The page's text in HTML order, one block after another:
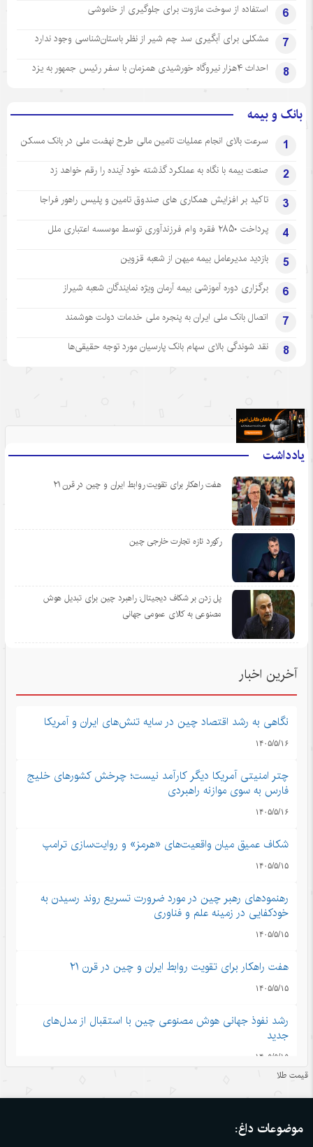
6 استفاده از سوخت مازوت برای جلوگیری از خاموشی
7 مشکلی برای آبگیری سد چم شیر از نظر باستان‌شناسی وجود ندارد
8 احداث ۴هزار نیروگاه خورشیدی همزمان با سفر رئیس جمهور به یزد
بانک و بیمه
1 سرعت بالای انجام عملیات تامین مالی طرح نهضت ملی در بانک مسکن
2 صنعت بیمه با نگاه به عملکرد گذشته خود آینده را رقم خواهد زد
3 تاکید بر افزایش همکاری های صندوق تامین و پلیس راهور فراجا
4 پرداخت ۲۸۵۰ فقره وام فرزندآوری توسط موسسه اعتباری ملل
5 بازدید مدیرعامل بیمه میهن از شعبه قزوین
6 برگزاری دوره آموزشی بیمه آرمان ویژه نمایندگان شعبه شیراز
7 اتصال بانک ملی ایران به پنجره ملی خدمات دولت هوشمند
8 نقد شوندگی بالای سهام بانک پارسیان مورد توجه حقیقی‌ها
یادداشت
هفت راهکار برای تقویت روابط ایران و چین در قرن ۲۱
رکورد تازه تجارت خارجی چین
پل زدن بر شکاف دیجیتال: راهبرد چین برای تبدیل هوش
مصنوعی به کالای عمومی جهانی
.
آخرین اخبار
نگاهی به رشد اقتصاد چین در سایه تنش‌های ایران و آمریکا
۱۴۰۵/۵/۱۶
چتر امنیتی آمریکا دیگر کارآمد نیست؛ چرخش کشورهای خلیج
فارس به سوی موازنه راهبردی
۱۴۰۵/۵/۱۶
شکاف عمیق میان واقعیت‌های «هرمز» و روایت‌سازی ترامپ
۱۴۰۵/۵/۱۵
رهنمودهای رهبر چین در مورد ضرورت تسریع روند رسیدن به
خودکفایی در زمینه علم و فناوری
۱۴۰۵/۵/۱۵
هفت راهکار برای تقویت روابط ایران و چین در قرن ۲۱
۱۴۰۵/۵/۱۵
رشد نفوذ جهانی هوش مصنوعی چین با استقبال از مدل‌های
جدید
۱۴۰۵/۵/۱۵
دانش‌بنیان
۱۴۰۵/۵/۱۵
قیمت طلا
موضوعات داغ: